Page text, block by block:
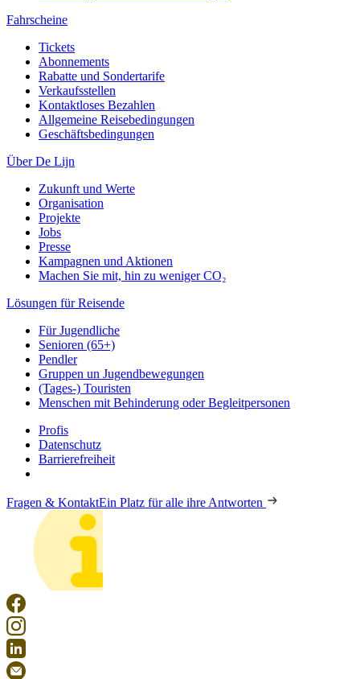
Fahrscheine
Tickets
Abonnements
Rabatte und Sondertarife
Verkaufsstellen
Kontaktloses Bezahlen
Allgemeine Reisebedingungen
Geschäftsbedingungen
Über De Lijn
Zukunft und Werte
Organisation
Projekte
Jobs
Presse
Kampagnen und Aktionen
Machen Sie mit, hin zu weniger CO₂
Lösungen für Reisende
Für Jugendliche
Senioren (65+)
Pendler
Gruppen un Jugendbewegungen
(Tages-) Touristen
Menschen mit Behinderung oder Begleitpersonen
Profis
Datenschutz
Barrierefreiheit
Fragen & KontaktEin Platz für alle ihre Antworten